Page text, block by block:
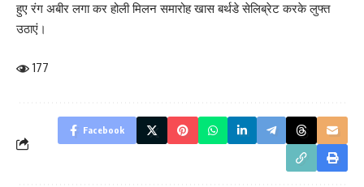
हुए रंग अबीर लगा कर होली मिलन समारोह खास बर्थडे सेलिब्रेट करके लुफ्त
उठाएं।
177
Facebook